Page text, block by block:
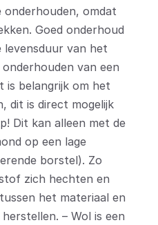
onderhouden, omdat
Goed onderhoud
van het
van een
is belangrijk om het
dit is direct mogelijk
Dit kan alleen met de
op een lage
borstel). Zo
zich hechten en
het materiaal en
– Wol is een